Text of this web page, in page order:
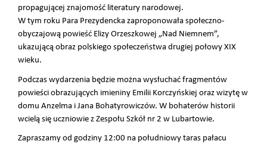
propagującej znajomość literatury narodowej.
W tym roku Para Prezydencka zaproponowała społeczno-
obyczajową powieść Elizy Orzeszkowej „Nad Niemnem”,
ukazującą obraz polskiego społeczeństwa drugiej połowy XIX
wieku.
Podczas wydarzenia będzie można wysłuchać fragmentów
powieści obrazujących imieniny Emilii Korczyńskiej oraz wizytę w
domu Anzelma i Jana Bohatyrowiczów. W bohaterów historii
wcielą się uczniowie z Zespołu Szkół nr 2 w Lubartowie.
Zapraszamy od godziny 12:00 na południowy taras pałacu